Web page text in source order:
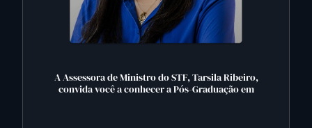
A Assessora de Ministro do STF, Tarsila Ribeiro,
convida você a conhecer a Pós-Graduação em